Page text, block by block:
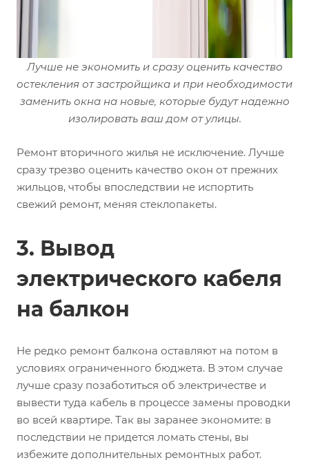
Лучше не экономить и сразу оценить качество
остекления от застройщика и при необходимости
заменить окна на новые, которые будут надежно
изолировать ваш дом от улицы.
Ремонт вторичного жилья не исключение. Лучше
сразу трезво оценить качество окон от прежних
жильцов, чтобы впоследствии не испортить
свежий ремонт, меняя стеклопакеты.
3. Вывод
электрического кабеля
на балкон
Не редко ремонт балкона оставляют на потом в
условиях ограниченного бюджета. В этом случае
лучше сразу позаботиться об электричестве и
вывести туда кабель в процессе замены проводки
во всей квартире. Так вы заранее экономите: в
последствии не придется ломать стены, вы
избежите дополнительных ремонтных работ.